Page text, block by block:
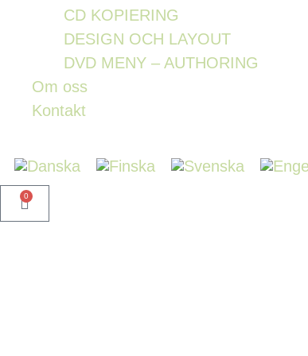
CD KOPIERING
DESIGN OCH LAYOUT
DVD MENY – AUTHORING
Om oss
Kontakt
0